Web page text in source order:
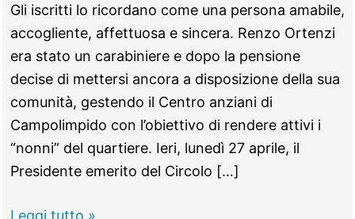
Gli iscritti lo ricordano come una persona amabile,
accogliente, affettuosa e sincera. Renzo Ortenzi
era stato un carabiniere e dopo la pensione
decise di mettersi ancora a disposizione della sua
comunità, gestendo il Centro anziani di
Campolimpido con l’obiettivo di rendere attivi i
“nonni” del quartiere. Ieri, lunedì 27 aprile, il
Presidente emerito del Circolo […]
TIVOLI
Leggi tutto »